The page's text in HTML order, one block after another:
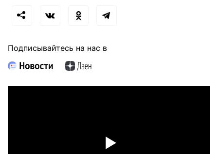
Подписывайтесь на нас в